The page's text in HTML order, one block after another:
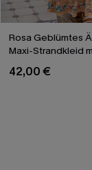
Rosa Geblümtes
Maxi-Strandkleid
Ausschnitt
42,00 €